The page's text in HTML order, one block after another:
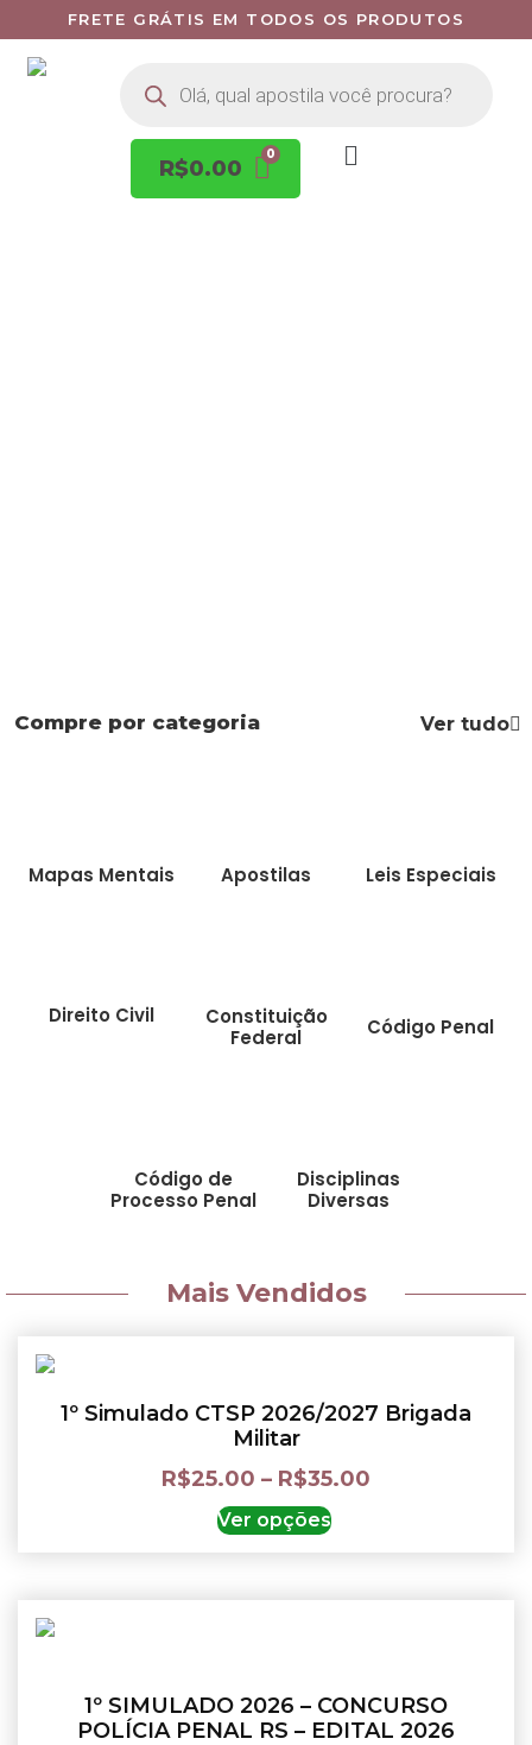
FRETE GRÁTIS EM TODOS OS PRODUTOS
R$0.00
Compre por categoria Ver tudo
Mapas Mentais Apostilas Leis Especiais
Direito Civil
Constituição
Federal
Código Penal
Código de
Processo Penal
Disciplinas
Diversas
Mais Vendidos
1º Simulado CTSP 2026/2027 Brigada
Militar
R$25.00 – R$35.00
Ver opções
1º SIMULADO 2026 – CONCURSO
POLÍCIA PENAL RS – EDITAL 2026